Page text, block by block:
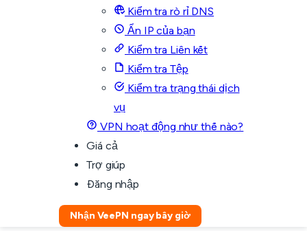
Kiểm tra rò rỉ DNS
Ẩn IP của bạn
Kiểm tra Liên kết
Kiểm tra Tệp
Kiểm tra trạng thái dịch
vụ
VPN hoạt động như thế nào?
Giá cả
Trợ giúp
Đăng nhập
Nhận VeePN ngay bây giờ